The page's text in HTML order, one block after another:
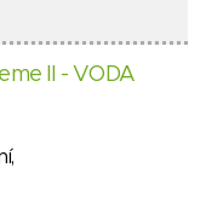
II - VODA